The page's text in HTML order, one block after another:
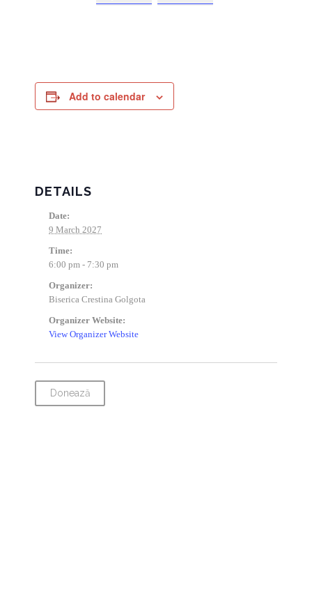
Add to calendar
DETAILS
Date:
9 March 2027
Time:
6:00 pm - 7:30 pm
Organizer:
Biserica Crestina Golgota
Organizer Website:
View Organizer Website
Donează